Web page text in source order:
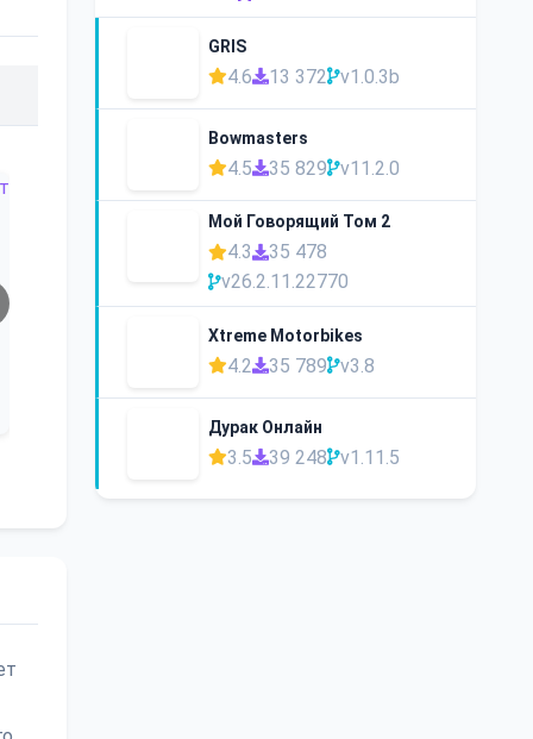
GRIS
4.6 13 372 v1.0.3b
Bowmasters
4.5 35 829 v11.2.0
Мой Говорящий Том 2
4.3
35 478
v26.2.11.22770
Xtreme Motorbikes
4.2 35 789 v3.8
Дурак Онлайн
3.5 39 248 v1.11.5